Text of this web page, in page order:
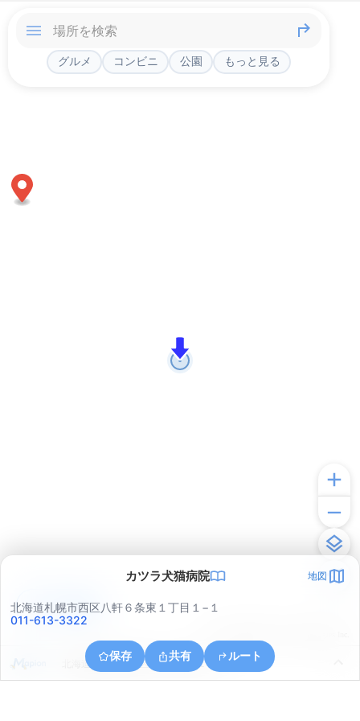
グルメ コンビニ 公園 もっと見る
カツラ犬猫病院 地図
北海道札幌市西区八軒６条東１丁目１−１
011-613-3322
保存 共有 ルート
北海道札幌市中央区北１１条西１４丁目１
アプリで見る